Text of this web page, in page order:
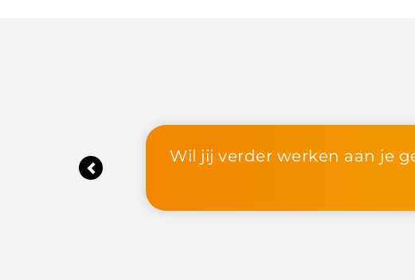
hiervoor
Previous